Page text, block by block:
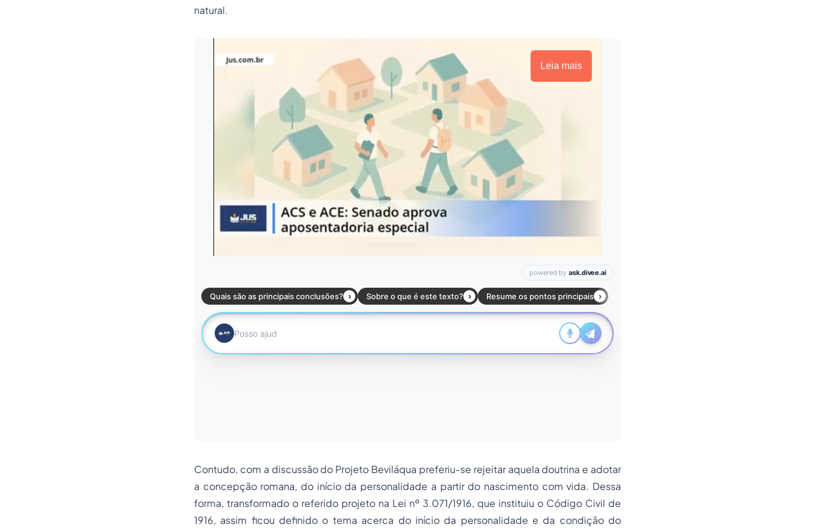
natural.
Leia mais
Contudo, com a discussão do Projeto Beviláqua preferiu-se rejeitar aquela doutrina e adotar
a concepção romana, do início da personalidade a partir do nascimento com vida. Dessa
forma, transformado o referido projeto na Lei nº 3.071/1916, que instituiu o Código Civil de
1916, assim ficou definido o tema acerca do início da personalidade e da condição do